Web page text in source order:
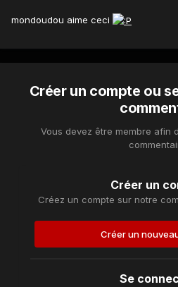
mondoudou aime ceci
Créer un compte ou
Vous devez être membre afin
Créer un
Créez un compte sur notre
Créer un
Se